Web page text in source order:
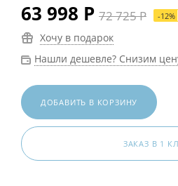
63 998 Р 72 725Р -12%
Хочу в подарок
Нашли дешевле? Снизим
ДОБАВИТЬ В КОРЗИНУ
ЗАКАЗ В 1